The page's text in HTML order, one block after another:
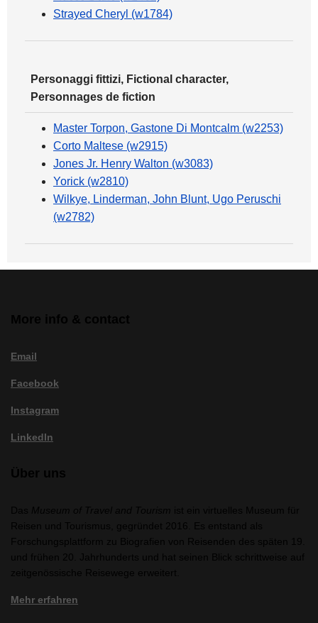
Strayed Cheryl (w1784)
Personaggi fittizi, Fictional character,
Personnages de fiction
Master Torpon, Gastone Di Montcalm (w2253)
Corto Maltese (w2915)
Jones Jr. Henry Walton (w3083)
Yorick (w2810)
Wilkye, Linderman, John Blunt, Ugo Peruschi
(w2782)
Email
Facebook
Instagram
LinkedIn
Mehr erfahren